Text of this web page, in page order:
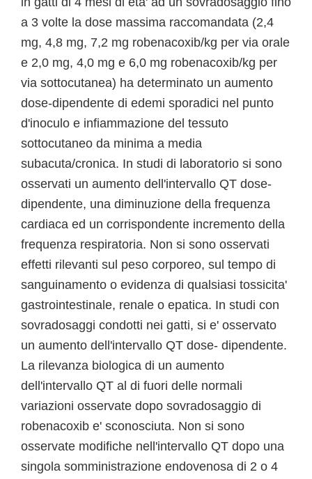
a 3 volte la dose massima raccomandata (2,4
mg, 4,8 mg, 7,2 mg robenacoxib/kg per via orale
e 2,0 mg, 4,0 mg e 6,0 mg robenacoxib/kg per
via sottocutanea) ha determinato un aumento
dose-dipendente di edemi sporadici nel punto
d'inoculo e infiammazione del tessuto
sottocutaneo da minima a media
subacuta/cronica. In studi di laboratorio si sono
osservati un aumento dell'intervallo QT dose-
dipendente, una diminuzione della frequenza
cardiaca ed un corrispondente incremento della
frequenza respiratoria. Non si sono osservati
effetti rilevanti sul peso corporeo, sul tempo di
sanguinamento o evidenza di qualsiasi tossicita'
gastrointestinale, renale o epatica. In studi con
sovradosaggi condotti nei gatti, si e' osservato
un aumento dell'intervallo QT dose- dipendente.
La rilevanza biologica di un aumento
dell'intervallo QT al di fuori delle normali
variazioni osservate dopo sovradosaggio di
robenacoxib e' sconosciuta. Non si sono
osservate modifiche nell'intervallo QT dopo una
singola somministrazione endovenosa di 2 o 4